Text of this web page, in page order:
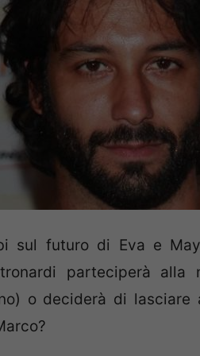
sul futuro di Eva e
parteciperà
o deciderà di lasciare